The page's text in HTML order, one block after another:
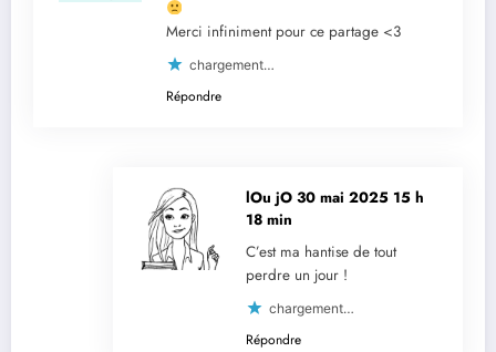
Merci infiniment pour ce partage <3
chargement…
Répondre
lOu jO 30 mai 2025 15 h
18 min
C’est ma hantise de tout
perdre un jour !
chargement…
Répondre